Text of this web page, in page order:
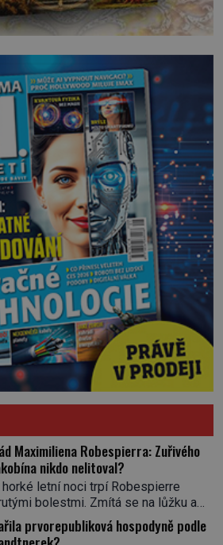
Maximiliena Robespierra: Zuřivého
nikdo nelitoval?
horké letní noci trpí Robespierre
bolestmi. Zmítá se na lůžku a
mu víří kolotoč myšlenek. Když
probere z mdlob, vzpomene si na
prvorepubliková hospodyně podle